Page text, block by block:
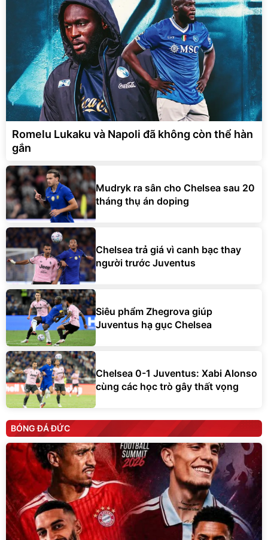
Romelu Lukaku và Napoli đã không còn thể hàn
gắn
Mudryk ra sân cho Chelsea sau 20
tháng thụ án doping
Chelsea trả giá vì canh bạc thay
người trước Juventus
Siêu phẩm Zhegrova giúp
Juventus hạ gục Chelsea
Chelsea 0-1 Juventus: Xabi Alonso
cùng các học trò gây thất vọng
BÓNG ĐÁ ĐỨC